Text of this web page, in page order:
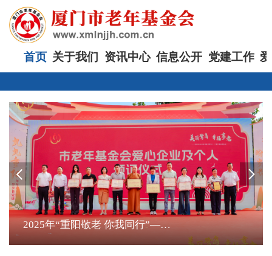
首页 关于我们 资讯中心 信息公开 党建工作
2025年“重阳敬老 你我同行”——第十五届新闻大篷车重阳节特别行动举行启动仪式